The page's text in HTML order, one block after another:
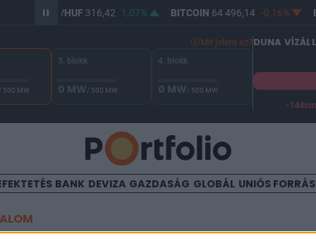
USD/HUF 316,42 1,07% BITCOIN64 496,14 -0,16%
Mit jelent ez?
/ 500 MW
3. blokk
0 MW/ 500 MW
4. blokk
0 MW/ 500 MW
DUNA
-144cm
BANK DEVIZA GAZDASÁG GLOBÁL UNIÓS